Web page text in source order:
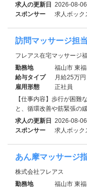
求人の更新日 2026-08-06
スポンサー
求人ボック
訪問マッサージ担
フレアス在宅マッサージ
勤務地
福山市 東
給与タイプ
月給25万
雇用形態
正社員
【仕事内容】歩行が困難
と、循環改善や筋緊張の
求人の更新日 2026-08-06
スポンサー
求人ボック
あん摩マッサージ
株式会社フレアス
勤務地
福山市 東